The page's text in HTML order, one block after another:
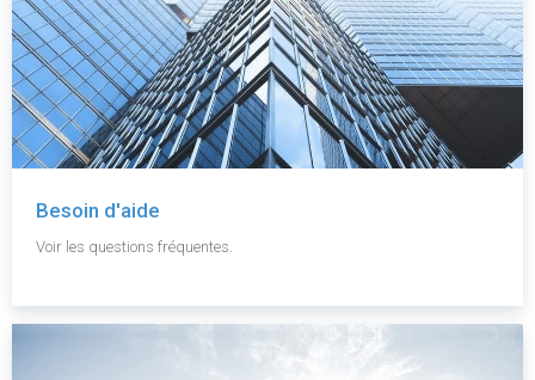
Besoin d'aide
Voir les questions fréquentes.